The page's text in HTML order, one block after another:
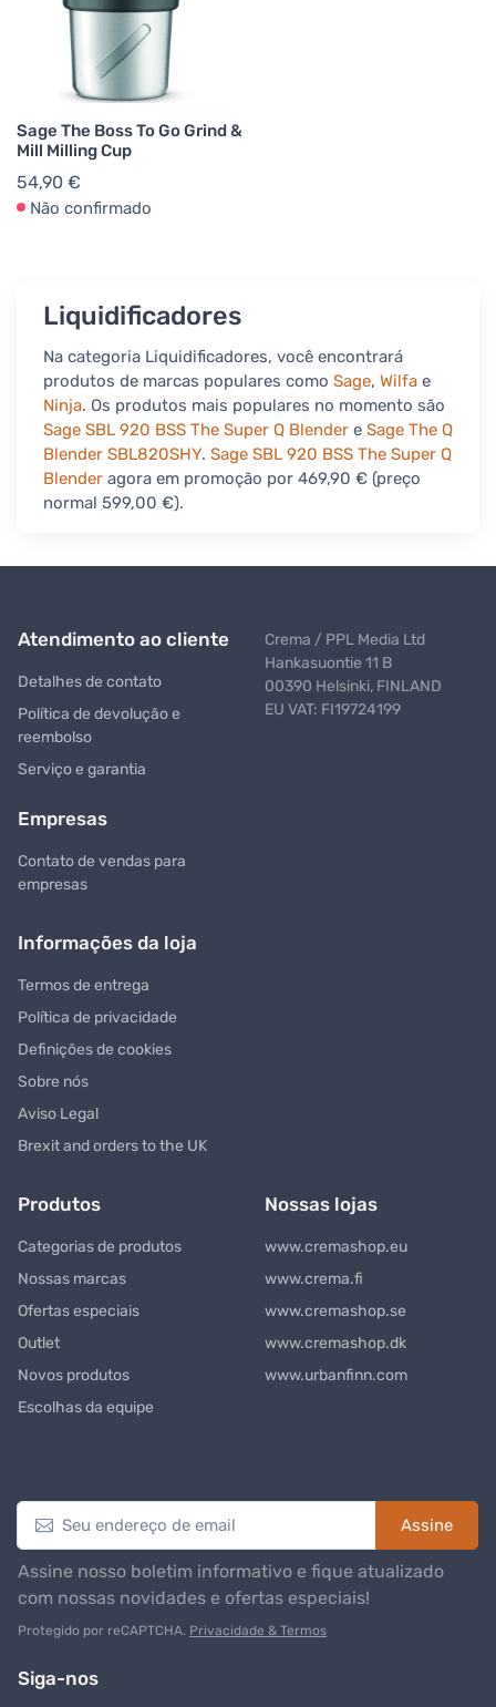
Sage The Boss To Go Grind &
Mill Milling Cup
54,90 €
Não confirmado
Liquidificadores
Na categoria Liquidificadores, você encontrará
produtos de marcas populares como Sage, Wilfa e
Ninja. Os produtos mais populares no momento são
Sage SBL 920 BSS The Super Q Blender e Sage The Q
Blender SBL820SHY. Sage SBL 920 BSS The Super Q
Blender agora em promoção por 469,90 € (preço
normal 599,00 €).
Atendimento ao cliente
Detalhes de contato
Política de devolução e
reembolso
Serviço e garantia
Empresas
Contato de vendas para
empresas
Crema / PPL Media Ltd
Hankasuontie 11 B
00390 Helsinki, FINLAND
EU VAT: FI19724199
Informações da loja
Termos de entrega
Política de privacidade
Definições de cookies
Sobre nós
Aviso Legal
Brexit and orders to the UK
Produtos
Categorias de produtos
Nossas marcas
Ofertas especiais
Outlet
Novos produtos
Escolhas da equipe
Nossas lojas
www.cremashop.eu
www.crema.fi
www.cremashop.se
www.cremashop.dk
www.urbanfinn.com
Assine
Assine nosso boletim informativo e fique atualizado
com nossas novidades e ofertas especiais!
Protegido por reCAPTCHA. Privacidade & Termos
Siga-nos